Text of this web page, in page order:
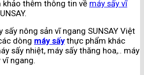
khảo thêm thông tin về máy sấy vĩ
nông sản vĩ ngang SUNSAY Việt
dòng máy sấythực phẩm khác
sấy nhiệt, máy sấy thăng hoa,.. máy
vĩ ngang.